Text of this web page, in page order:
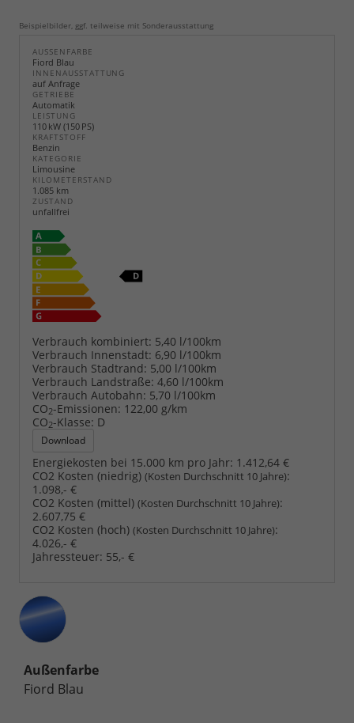
Beispielbilder, ggf. teilweise mit Sonderausstattung
AUSSENFARBE
Fiord Blau
INNENAUSSTATTUNG
auf Anfrage
GETRIEBE
Automatik
LEISTUNG
110 kW (150 PS)
KRAFTSTOFF
Benzin
KATEGORIE
Limousine
KILOMETERSTAND
1.085 km
ZUSTAND
unfallfrei
Verbrauch kombiniert: 5,40 l/100km
Verbrauch Innenstadt: 6,90 l/100km
Verbrauch Stadtrand: 5,00 l/100km
Verbrauch Landstraße: 4,60 l/100km
Verbrauch Autobahn: 5,70 l/100km
CO2-Emissionen: 122,00 g/km
CO2-Klasse: D
Download
Energiekosten bei 15.000 km pro Jahr: 1.412,64 €
CO2 Kosten (niedrig) (Kosten Durchschnitt 10 Jahre):
1.098,- €
CO2 Kosten (mittel) (Kosten Durchschnitt 10 Jahre):
2.607,75 €
CO2 Kosten (hoch) (Kosten Durchschnitt 10 Jahre):
4.026,- €
Jahressteuer: 55,- €
Außenfarbe
Fiord Blau